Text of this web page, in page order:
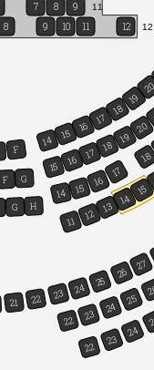
11
12
7 8 9
8 9 10 11 12
G
F
F
G H
14
14
15
15
16
16
15
17
17
18
21
18
11
16
19
22
12
19
20
20
13
23
17
14
18
24
15
22
25
23
26
24
22
27
25
23
24